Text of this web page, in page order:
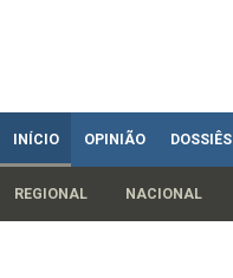
INÍCIO OPINIÃO DOSSIÊS
REGIONAL NACIONAL